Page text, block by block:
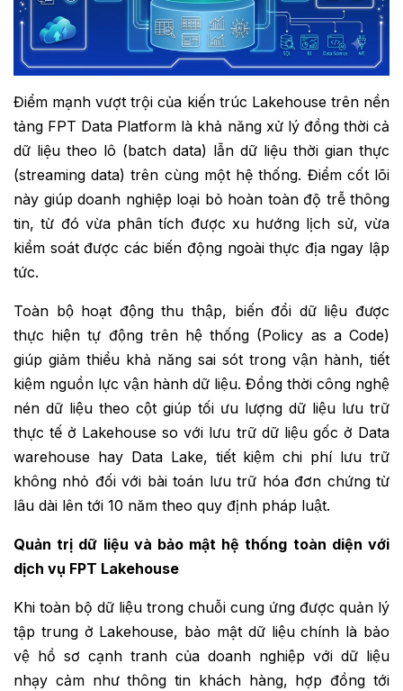
Điểm mạnh vượt trội của kiến trúc Lakehouse trên nền
tảng FPT Data Platform là khả năng xử lý đồng thời cả
dữ liệu theo lô (batch data) lẫn dữ liệu thời gian thực
(streaming data) trên cùng một hệ thống. Điểm cốt lõi
này giúp doanh nghiệp loại bỏ hoàn toàn độ trễ thông
tin, từ đó vừa phân tích được xu hướng lịch sử, vừa
kiểm soát được các biến động ngoài thực địa ngay lập
tức.
Toàn bộ hoạt động thu thập, biến đổi dữ liệu được
thực hiện tự động trên hệ thống (Policy as a Code)
giúp giảm thiểu khả năng sai sót trong vận hành, tiết
kiệm nguồn lực vận hành dữ liệu. Đồng thời công nghệ
nén dữ liệu theo cột giúp tối ưu lượng dữ liệu lưu trữ
thực tế ở Lakehouse so với lưu trữ dữ liệu gốc ở Data
warehouse hay Data Lake, tiết kiệm chi phí lưu trữ
không nhỏ đối với bài toán lưu trữ hóa đơn chứng từ
lâu dài lên tới 10 năm theo quy định pháp luật.
Quản trị dữ liệu và bảo mật hệ thống toàn diện với
dịch vụ FPT Lakehouse
Khi toàn bộ dữ liệu trong chuỗi cung ứng được quản lý
tập trung ở Lakehouse, bảo mật dữ liệu chính là bảo
vệ hồ sơ cạnh tranh của doanh nghiệp với dữ liệu
nhạy cảm như thông tin khách hàng, hợp đồng tới